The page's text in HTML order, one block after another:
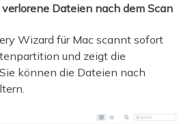
Dateien nach dem Scan
Wizard für Mac scannt sofort
und zeigt die
können die Dateien nach